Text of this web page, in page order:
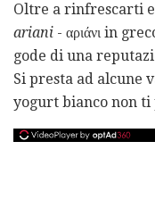
Oltre a rinfrescarti
ariani - αριάνι in
gode di una
Si presta ad alcune
yogurt bianco non